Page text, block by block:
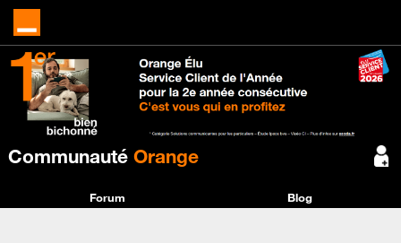
Communauté Orange
Forum Blog